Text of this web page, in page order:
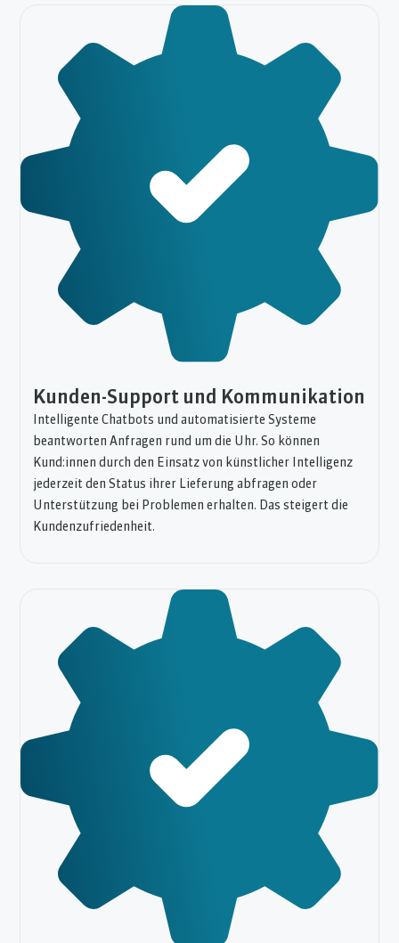
Kunden-Support und Kommunikation
Intelligente Chatbots und automatisierte Systeme
beantworten Anfragen rund um die Uhr. So können
Kund:innen durch den Einsatz von künstlicher Intelligenz
jederzeit den Status ihrer Lieferung abfragen oder
Unterstützung bei Problemen erhalten. Das steigert die
Kundenzufriedenheit.